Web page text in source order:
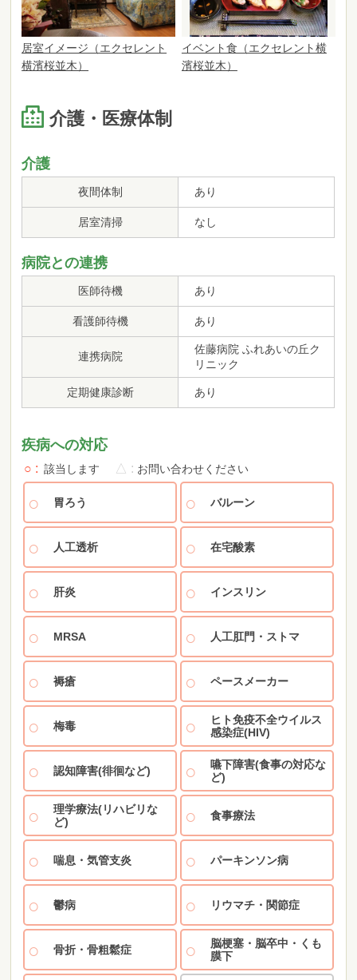
居室イメージ（エクセレント
横濱桜並木）
イベント食（エクセレント横
濱桜並木）
介護・医療体制
介護
夜間体制 あり
居室清掃 なし
病院との連携
医師待機 あり
看護師待機 あり
連携病院
佐藤病院 ふれあいの丘ク
リニック
定期健康診断 あり
疾病への対応
○ 該当します △ お問い合わせください
胃ろう バルーン
人工透析 在宅酸素
肝炎 インスリン
MRSA 人工肛門・ストマ
褥瘡 ペースメーカー
梅毒
ヒト免疫不全ウイルス
感染症(HIV)
認知障害(徘徊など)
嚥下障害(食事の対応な
ど)
理学療法(リハビリな
ど)
食事療法
喘息・気管支炎 パーキンソン病
鬱病 リウマチ・関節症
骨折・骨粗鬆症
脳梗塞・脳卒中・くも
膜下